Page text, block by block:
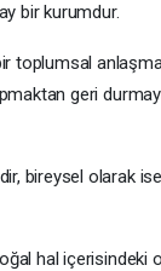
bir kurumdur.
toplumsal
geri
bireysel olarak
hal içerisindeki